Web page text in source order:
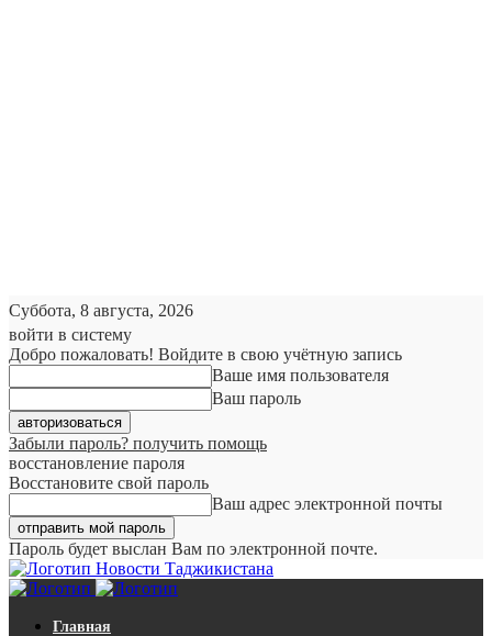
Суббота, 8 августа, 2026
войти в систему
Добро пожаловать! Войдите в свою учётную запись
Ваше имя пользователя
Ваш пароль
Забыли пароль? получить помощь
восстановление пароля
Восстановите свой пароль
Ваш адрес электронной почты
Пароль будет выслан Вам по электронной почте.
Новости Таджикистана
Главная